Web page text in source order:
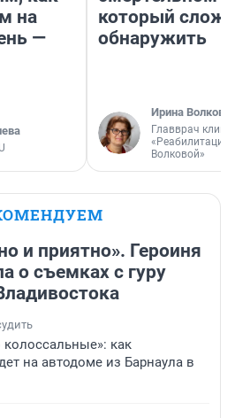
на
—
который
обнаружить
Ирина Волкова
Главврач
«Реабилитация
Волковой»
и приятно». Героиня
о съемках с гуру
как
на автодоме из Барнаула в